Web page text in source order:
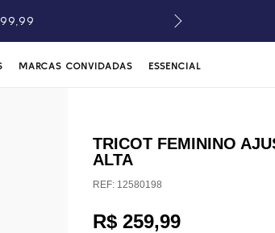
MARCAS CONVIDADAS ESSENCIAL
TRICOT FEMININO
ALTA
REF: 12580198
R$ 259,99